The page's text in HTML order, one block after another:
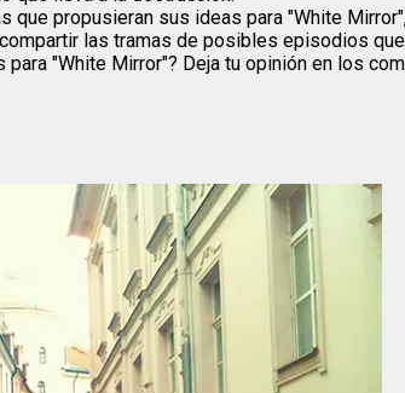
que propusieran sus ideas para "White
las tramas de posibles episodios
"White Mirror"? Deja tu opinión en los